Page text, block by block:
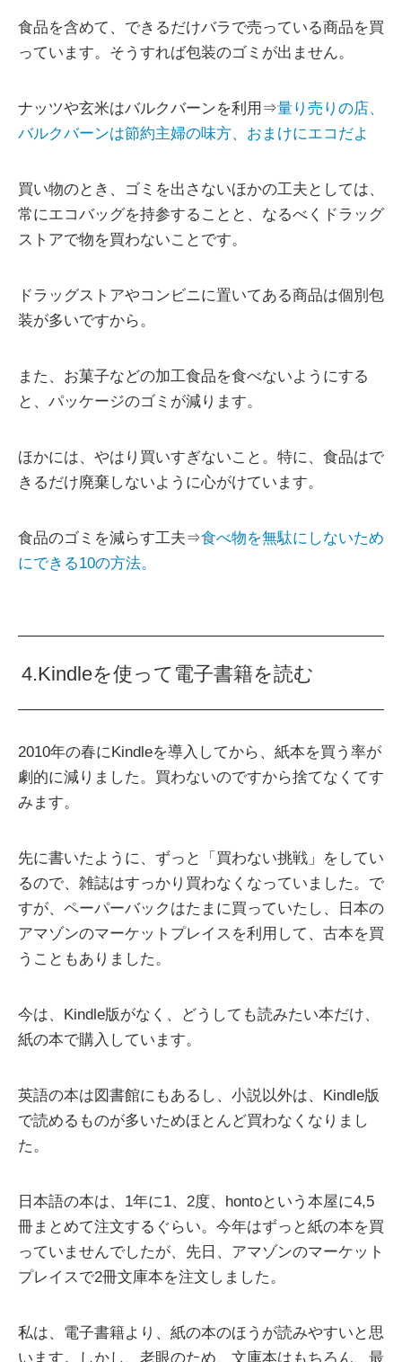
食品を含めて、できるだけバラで売っている商品を買
っています。そうすれば包装のゴミが出ません。
ナッツや玄米はバルクバーンを利用⇒量り売りの店、
バルクバーンは節約主婦の味方、おまけにエコだよ
買い物のとき、ゴミを出さないほかの工夫としては、
常にエコバッグを持参することと、なるべくドラッグ
ストアで物を買わないことです。
ドラッグストアやコンビニに置いてある商品は個別包
装が多いですから。
また、お菓子などの加工食品を食べないようにする
と、パッケージのゴミが減ります。
ほかには、やはり買いすぎないこと。特に、食品はで
きるだけ廃棄しないように心がけています。
食品のゴミを減らす工夫⇒食べ物を無駄にしないため
にできる10の方法。
4.Kindleを使って電子書籍を読む
2010年の春にKindleを導入してから、紙本を買う率が
劇的に減りました。買わないのですから捨てなくてす
みます。
先に書いたように、ずっと「買わない挑戦」をしてい
るので、雑誌はすっかり買わなくなっていました。で
すが、ペーパーバックはたまに買っていたし、日本の
アマゾンのマーケットプレイスを利用して、古本を買
うこともありました。
今は、Kindle版がなく、どうしても読みたい本だけ、
紙の本で購入しています。
英語の本は図書館にもあるし、小説以外は、Kindle版
で読めるものが多いためほとんど買わなくなりまし
た。
日本語の本は、1年に1、2度、hontoという本屋に4,5
冊まとめて注文するぐらい。今年はずっと紙の本を買
っていませんでしたが、先日、アマゾンのマーケット
プレイスで2冊文庫本を注文しました。
私は、電子書籍より、紙の本のほうが読みやすいと思
います。しかし、老眼のため、文庫本はもちろん、最